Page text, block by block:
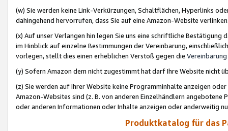
(w) Sie werden keine Link-Verkürzungen, Schaltflächen, Hyperlinks
dahingehend hervorrufen, dass Sie auf eine Amazon-Website
(x) Auf unser Verlangen hin legen Sie uns eine schriftliche
im Hinblick auf einzelne Bestimmungen der Vereinbarung,
vorlegen, stellt dies einen erheblichen Verstoß gegen die Vereinbarung
(y) Sofern Amazon dem nicht zugestimmt hat darf Ihre Website nicht
(z) Sie werden auf Ihrer Website keine Programminhalte anzeigen
Amazon-Websites sind (z. B. von anderen Einzelhändlern
oder anderen Informationen oder Inhalte anzeigen oder anderweitig
Produktkatalog für das